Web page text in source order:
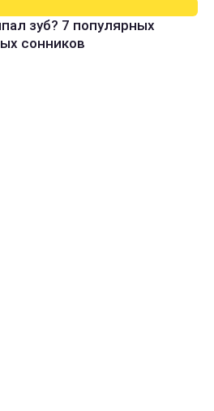
зуб? 7 популярных
сонников